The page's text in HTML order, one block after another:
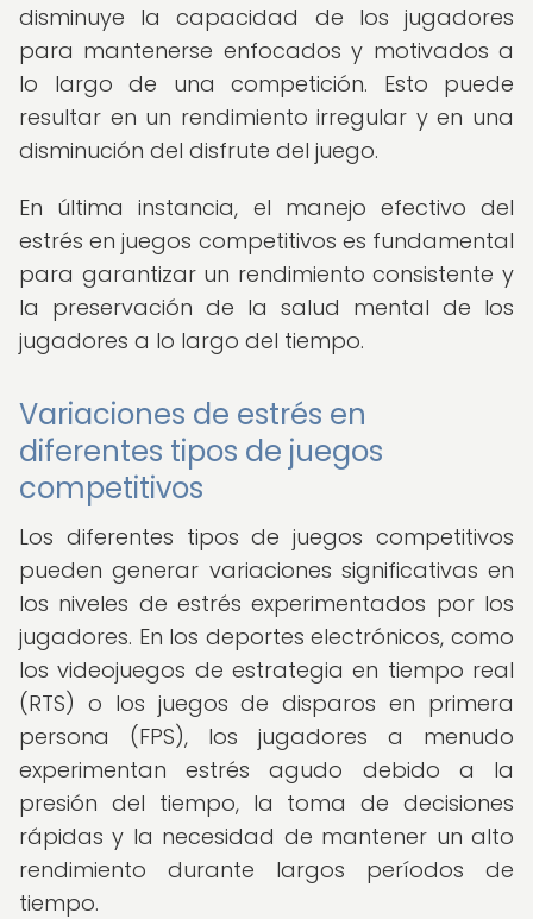
disminuye la capacidad de los jugadores
para mantenerse enfocados y motivados a
lo largo de una competición. Esto puede
resultar en un rendimiento irregular y en una
disminución del disfrute del juego.
En última instancia, el manejo efectivo del
estrés en juegos competitivos es fundamental
para garantizar un rendimiento consistente y
la preservación de la salud mental de los
jugadores a lo largo del tiempo.
Variaciones de estrés en
diferentes tipos de juegos
competitivos
Los diferentes tipos de juegos competitivos
pueden generar variaciones significativas en
los niveles de estrés experimentados por los
jugadores. En los deportes electrónicos, como
los videojuegos de estrategia en tiempo real
(RTS) o los juegos de disparos en primera
persona (FPS), los jugadores a menudo
experimentan estrés agudo debido a la
presión del tiempo, la toma de decisiones
rápidas y la necesidad de mantener un alto
rendimiento durante largos períodos de
tiempo.